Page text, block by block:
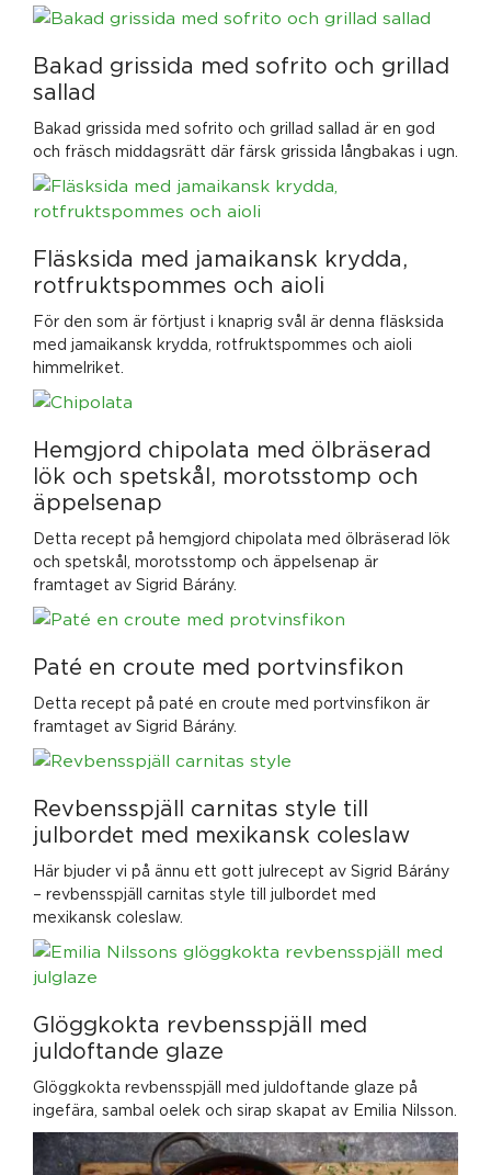
Bakad grissida med sofrito och grillad
sallad
Bakad grissida med sofrito och grillad sallad är en god
och fräsch middagsrätt där färsk grissida långbakas i ugn.
Fläsksida med jamaikansk krydda,
rotfruktspommes och aioli
För den som är förtjust i knaprig svål är denna fläsksida
med jamaikansk krydda, rotfruktspommes och aioli
himmelriket.
Hemgjord chipolata med ölbräserad
lök och spetskål, morotsstomp och
äppelsenap
Detta recept på hemgjord chipolata med ölbräserad lök
och spetskål, morotsstomp och äppelsenap är
framtaget av Sigrid Bárány.
Paté en croute med portvinsfikon
Detta recept på paté en croute med portvinsfikon är
framtaget av Sigrid Bárány.
Revbensspjäll carnitas style till
julbordet med mexikansk coleslaw
Här bjuder vi på ännu ett gott julrecept av Sigrid Bárány
– revbensspjäll carnitas style till julbordet med
mexikansk coleslaw.
Glöggkokta revbensspjäll med
juldoftande glaze
Glöggkokta revbensspjäll med juldoftande glaze på
ingefära, sambal oelek och sirap skapat av Emilia Nilsson.